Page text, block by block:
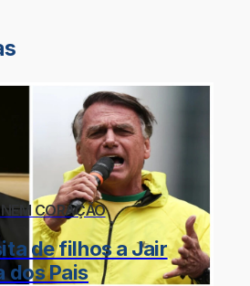
CORAÇÃO
de filhos a Jair
dos Pais